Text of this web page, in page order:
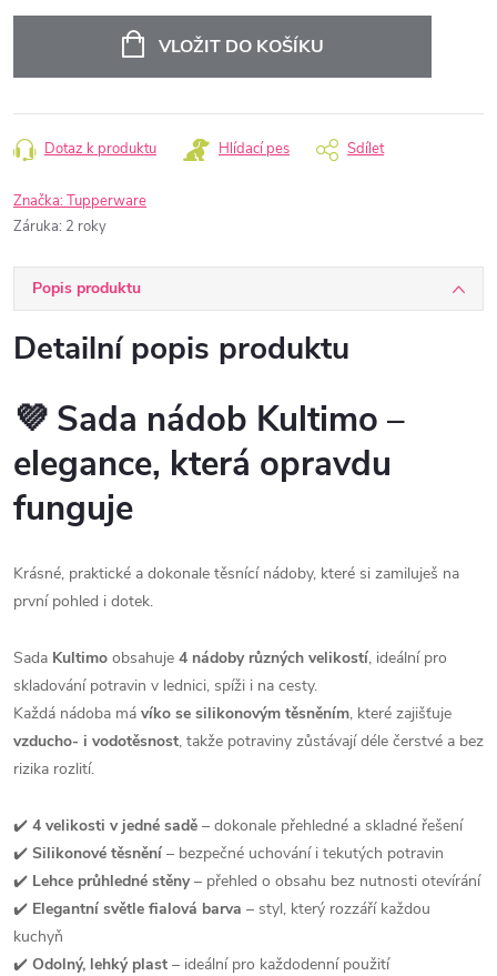
VLOŽIT DO KOŠÍKU
Dotaz k produktu Hlídací pes Sdílet
Značka:Tupperware
Záruka: 2 roky
Popis produktu
Detailní popis produktu
💜 Sada nádob Kultimo –
elegance, která opravdu
funguje
Krásné, praktické a dokonale těsnící nádoby, které si zamiluješ na
první pohled i dotek.
Sada Kultimo obsahuje 4 nádoby různých velikostí, ideální pro
skladování potravin v lednici, spíži i na cesty.
Každá nádoba má víko se silikonovým těsněním, které zajišťuje
vzducho- i vodotěsnost, takže potraviny zůstávají déle čerstvé a bez
rizika rozlití.
✔️ 4 velikosti v jedné sadě – dokonale přehledné a skladné řešení
✔️ Silikonové těsnění – bezpečné uchování i tekutých potravin
✔️ Lehce průhledné stěny– přehled o obsahu bez nutnosti otevírání
✔️ Elegantní světle fialová barva – styl, který rozzáří každou
kuchyň
✔️ Odolný, lehký plast – ideální pro každodenní použití